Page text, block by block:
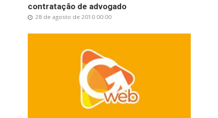
contratação de advogado
28 de agosto de 2010 00:00